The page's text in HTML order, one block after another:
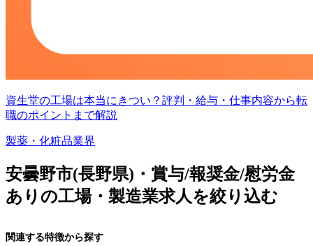
資生堂の工場は本当にきつい？評判・給与・仕事内容から転
職のポイントまで解説
製薬・化粧品業界
安曇野市(長野県)・賞与/報奨金/慰労金
ありの工場・製造業求人を絞り込む
関連する特徴から探す